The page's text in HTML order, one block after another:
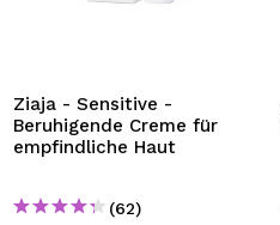
Ziaja - Sensitive -
Beruhigende Creme für
empfindliche Haut
(62)